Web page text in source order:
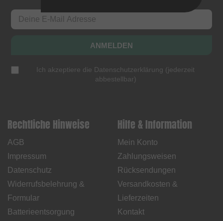
ANMELDEN
Ich akzeptiere die Datenschutzerklärung (jederzeit
abbestellbar)
Rechtliche Hinweise
AGB
Impressum
Datenschutz
Widerrufsbelehrung &
Formular
Batterieentsorgung
Hilfe & Information
Mein Konto
Zahlungsweisen
Rücksendungen
Versandkosten &
Lieferzeiten
Kontakt